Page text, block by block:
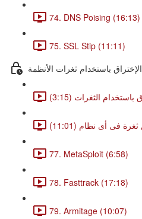
74. DNS Poising (16:13)
75. SSL Stip (11:11)
الإختراق باستخدام ثغرات الأنظمة
الثغرات (3:15)
فى أى نظام (11:01)
77. MetaSploit (6:58)
78. Fasttrack (17:18)
79. Armitage (10:07)